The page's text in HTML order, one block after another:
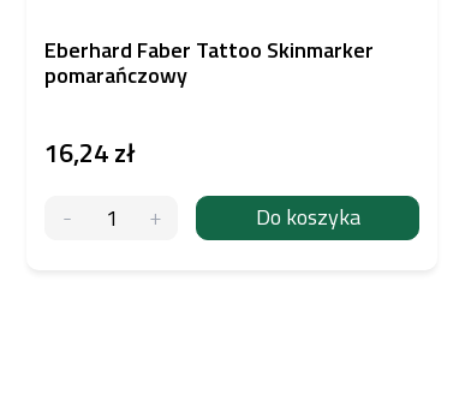
Eberhard Faber Tattoo Skinmarker
pomarańczowy
16,24 zł
Do koszyka